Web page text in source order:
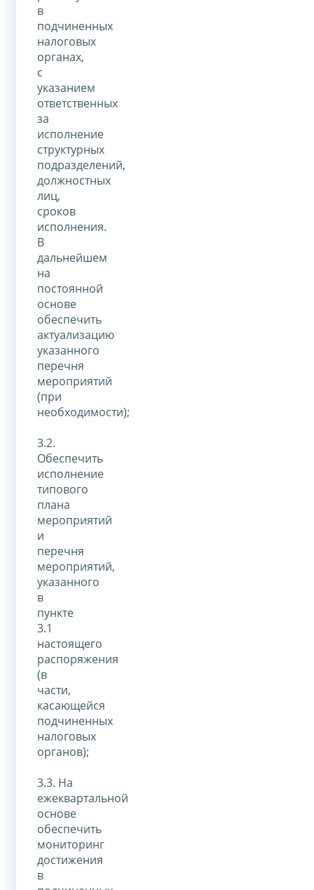
в
подчиненных
налоговых
органах,
с
указанием
ответственных
за
исполнение
структурных
подразделений,
должностных
лиц,
сроков
исполнения.
В
дальнейшем
на
постоянной
основе
обеспечить
актуализацию
указанного
перечня
мероприятий
(при
необходимости);
3.2.
Обеспечить
исполнение
типового
плана
мероприятий
и
перечня
мероприятий,
указанного
в
пункте
3.1
настоящего
распоряжения
(в
части,
касающейся
подчиненных
налоговых
органов);
3.3. На
ежеквартальной
основе
обеспечить
мониторинг
достижения
в